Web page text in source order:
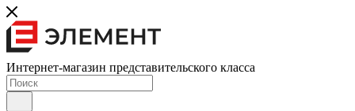
Интернет-магазин представительского класса